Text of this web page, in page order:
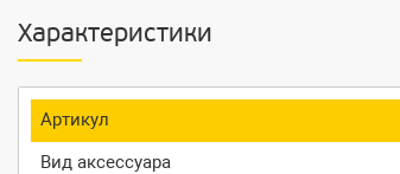
Характеристики
Артикул
Вид аксессуара